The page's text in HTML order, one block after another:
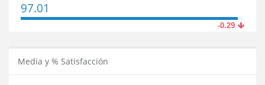
97.01
-0.29
Media y % Satisfacción